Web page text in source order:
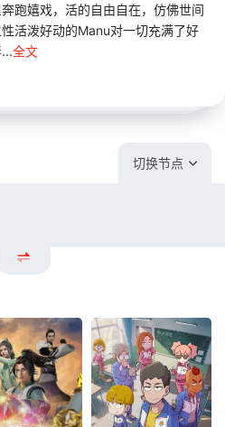
跑嬉戏，活的自由自在，仿佛世间
活泼好动的Manu对一切充满了好
全文
切换节点